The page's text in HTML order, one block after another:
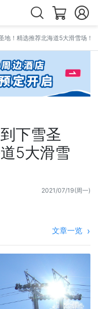
地！精选推荐北海道5大滑雪场！
下雪圣
5大滑雪
2021/07/19(周一)
文章一览